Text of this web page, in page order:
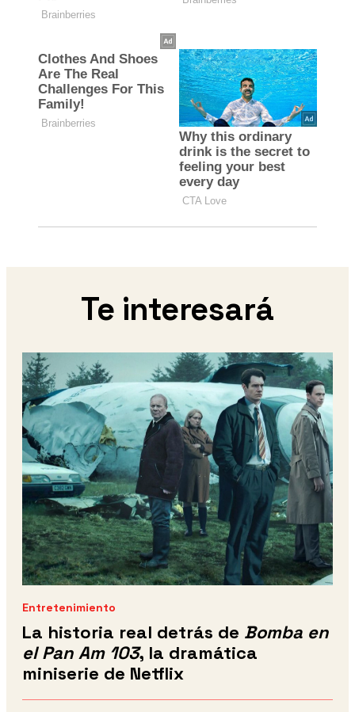
Te interesará
Entretenimiento
La historia real detrás de Bomba en
el Pan Am 103, la dramática
miniserie de Netflix